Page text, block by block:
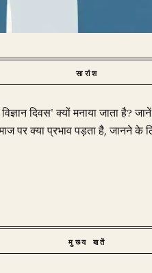
सारांश
दिवस' क्यों मनाया जाता है?
पर क्या प्रभाव पड़ता है, जानने के
मुख्य बातें